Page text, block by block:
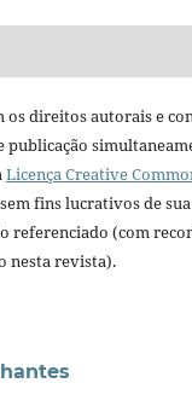
os direitos autorais e
publicação
Licença Creative
fins lucrativos de
referenciado (com
nesta revista).